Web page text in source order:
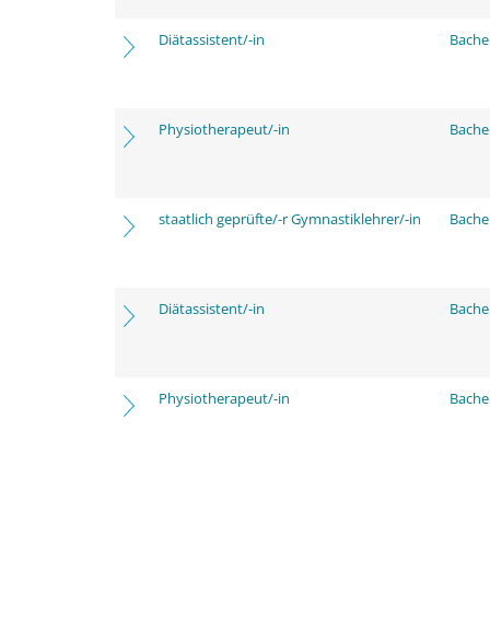
Diätassistent/-in
Physiotherapeut/-in
staatlich geprüfte/-r Gymnastiklehrer/-in
Diätassistent/-in
Physiotherapeut/-in